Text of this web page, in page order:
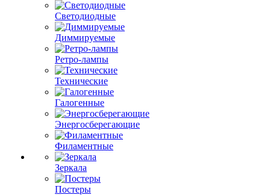
Светодиодные
Диммируемые
Ретро-лампы
Технические
Галогенные
Энергосберегающие
Филаментные
Зеркала
Постеры